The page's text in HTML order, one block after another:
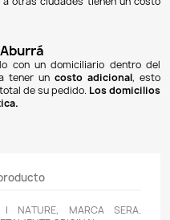
ESTÉ DISPONIBLE
yDaviplata
.